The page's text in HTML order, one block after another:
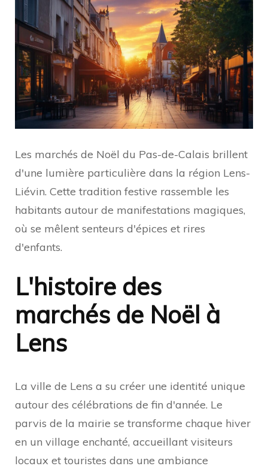
Les marchés de Noël du Pas-de-Calais brillent
d'une lumière particulière dans la région Lens-
Liévin. Cette tradition festive rassemble les
habitants autour de manifestations magiques,
où se mêlent senteurs d'épices et rires
d'enfants.
L'histoire des
marchés de Noël à
Lens
La ville de Lens a su créer une identité unique
autour des célébrations de fin d'année. Le
parvis de la mairie se transforme chaque hiver
en un village enchanté, accueillant visiteurs
locaux et touristes dans une ambiance